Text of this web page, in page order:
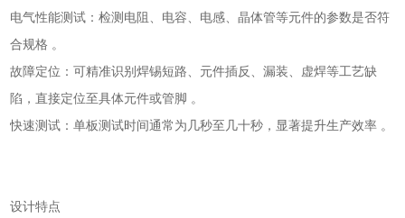
‌电气性能测试‌：检测电阻、电容、电感、晶体管等元件的参数是否符
合规格 。 ‌
‌故障定位‌：可精准识别焊锡短路、元件插反、漏装、虚焊等工艺缺
陷，直接定位至具体元件或管脚 。 ‌
‌快速测试‌：单板测试时间通常为几秒至几十秒，显著提升生产效率 。
设计特点